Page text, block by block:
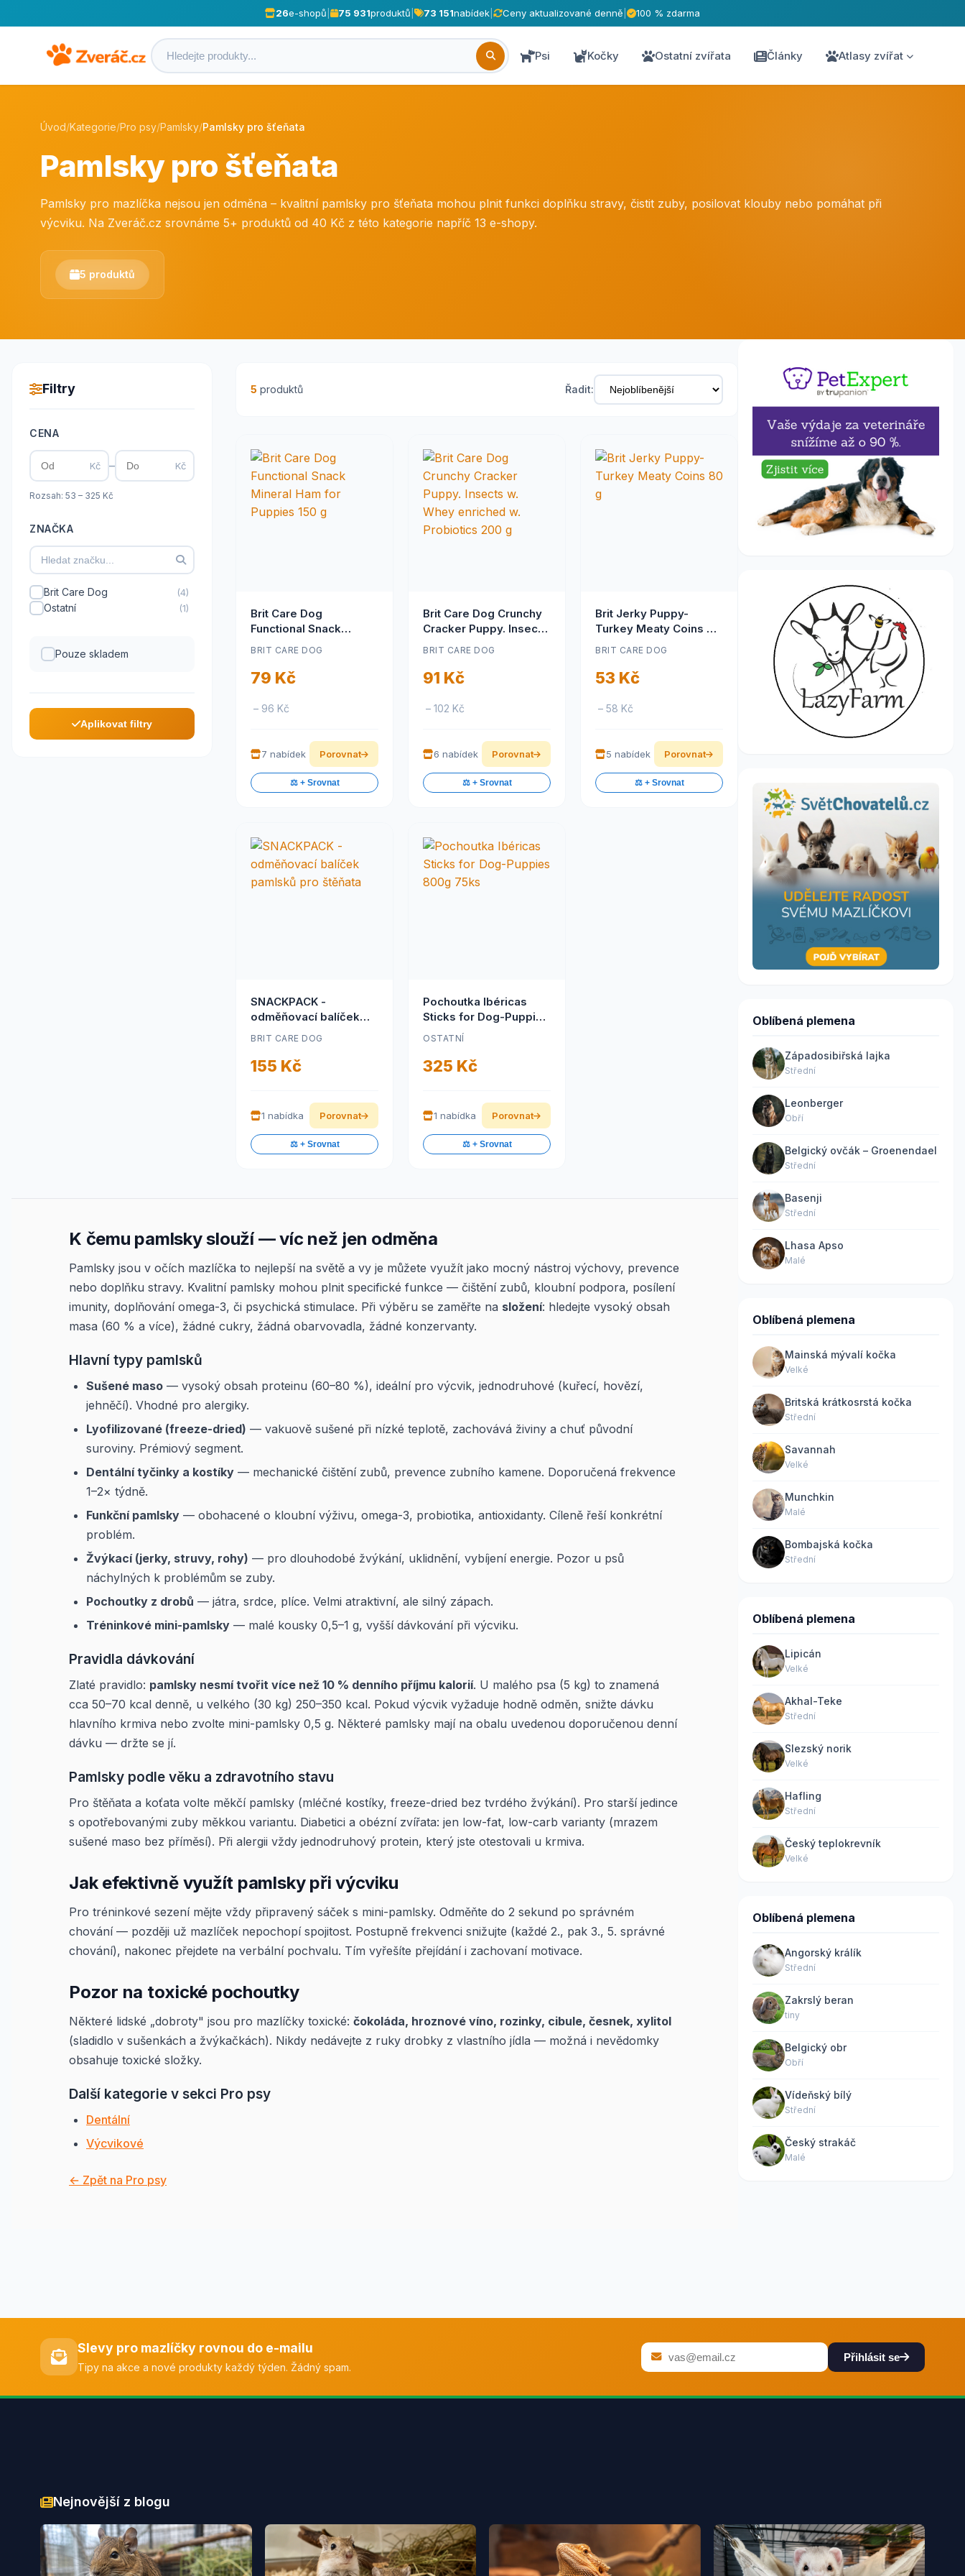
26e-shopů 75 931produktů 73 151nabídek Ceny aktualizované denně 100 % zdarma
Psi Kočky Ostatní zvířata Články Atlasy zvířat
Úvod/Kategorie/Pro psy/Pamlsky/Pamlsky pro šťeňata
Pamlsky pro šťeňata
Pamlsky pro mazlíčka nejsou jen odměna – kvalitní pamlsky pro šťeňata mohou plnit funkci doplňku stravy, čistit zuby, posilovat klouby nebo pomáhat při
výcviku. Na Zveráč.cz srovnáme 5+ produktů od 40 Kč z této kategorie napříč 13 e-shopy.
5 produktů
Filtry
CENA
Kč – Kč
Rozsah: 53 – 325 Kč
ZNAČKA
Brit Care Dog (4)
Ostatní (1)
Pouze skladem
Aplikovat filtry
5 produktů Řadit:
Brit Care Dog
Functional Snack
Mineral Ham for
BRIT CARE DOG
79 Kč
– 96 Kč
7 nabídek Porovnat
⚖️ + Srovnat
Brit Care Dog Crunchy
Cracker Puppy. Insects
w. Whey enriched w.
BRIT CARE DOG
91 Kč
– 102 Kč
6 nabídek Porovnat
⚖️ + Srovnat
Brit Jerky Puppy-
Turkey Meaty Coins 80
g
BRIT CARE DOG
53 Kč
– 58 Kč
5 nabídek Porovnat
⚖️ + Srovnat
SNACKPACK -
odměňovací balíček
pamlsků pro štěňata
BRIT CARE DOG
155 Kč
1 nabídka Porovnat
⚖️ + Srovnat
Pochoutka Ibéricas
Sticks for Dog-Puppies
800g 75ks
OSTATNÍ
325 Kč
1 nabídka Porovnat
⚖️ + Srovnat
K čemu pamlsky slouží — víc než jen odměna
Pamlsky jsou v očích mazlíčka to nejlepší na světě a vy je můžete využít jako mocný nástroj výchovy, prevence
nebo doplňku stravy. Kvalitní pamlsky mohou plnit specifické funkce — čištění zubů, kloubní podpora, posílení
imunity, doplňování omega-3, či psychická stimulace. Při výběru se zaměřte na složení: hledejte vysoký obsah
masa (60 % a více), žádné cukry, žádná obarvovadla, žádné konzervanty.
Hlavní typy pamlsků
Sušené maso — vysoký obsah proteinu (60–80 %), ideální pro výcvik, jednodruhové (kuřecí, hovězí,
jehněčí). Vhodné pro alergiky.
Lyofilizované (freeze-dried) — vakuově sušené při nízké teplotě, zachovává živiny a chuť původní
suroviny. Prémiový segment.
Dentální tyčinky a kostíky — mechanické čištění zubů, prevence zubního kamene. Doporučená frekvence
1–2× týdně.
Funkční pamlsky — obohacené o kloubní výživu, omega-3, probiotika, antioxidanty. Cíleně řeší konkrétní
problém.
Žvýkací (jerky, struvy, rohy) — pro dlouhodobé žvýkání, uklidnění, vybíjení energie. Pozor u psů
náchylných k problémům se zuby.
Pochoutky z drobů — játra, srdce, plíce. Velmi atraktivní, ale silný zápach.
Tréninkové mini-pamlsky — malé kousky 0,5–1 g, vyšší dávkování při výcviku.
Pravidla dávkování
Zlaté pravidlo: pamlsky nesmí tvořit více než 10 % denního příjmu kalorií. U malého psa (5 kg) to znamená
cca 50–70 kcal denně, u velkého (30 kg) 250–350 kcal. Pokud výcvik vyžaduje hodně odměn, snižte dávku
hlavního krmiva nebo zvolte mini-pamlsky 0,5 g. Některé pamlsky mají na obalu uvedenou doporučenou denní
dávku — držte se jí.
Pamlsky podle věku a zdravotního stavu
Pro štěňata a koťata volte měkčí pamlsky (mléčné kostíky, freeze-dried bez tvrdého žvýkání). Pro starší jedince
s opotřebovanými zuby měkkou variantu. Diabetici a obézní zvířata: jen low-fat, low-carb varianty (mrazem
sušené maso bez příměsí). Při alergii vždy jednodruhový protein, který jste otestovali u krmiva.
Jak efektivně využít pamlsky při výcviku
Pro tréninkové sezení mějte vždy připravený sáček s mini-pamlsky. Odměňte do 2 sekund po správném
chování — později už mazlíček nepochopí spojitost. Postupně frekvenci snižujte (každé 2., pak 3., 5. správné
chování), nakonec přejdete na verbální pochvalu. Tím vyřešíte přejídání i zachovaní motivace.
Pozor na toxické pochoutky
Některé lidské „dobroty" jsou pro mazlíčky toxické: čokoláda, hroznové víno, rozinky, cibule, česnek, xylitol
(sladidlo v sušenkách a žvýkačkách). Nikdy nedávejte z ruky drobky z vlastního jídla — možná i nevědomky
obsahuje toxické složky.
Další kategorie v sekci Pro psy
Dentální
Výcvikové
← Zpět na Pro psy
Oblíbená plemena
Západosibiřská lajka
Střední
Leonberger
Obří
Belgický ovčák – Groenendael
Střední
Basenji
Střední
Lhasa Apso
Malé
Oblíbená plemena
Mainská mývalí kočka
Velké
Britská krátkosrstá kočka
Střední
Savannah
Velké
Munchkin
Malé
Bombajská kočka
Střední
Oblíbená plemena
Lipicán
Velké
Akhal-Teke
Střední
Slezský norik
Velké
Hafling
Střední
Český teplokrevník
Velké
Oblíbená plemena
Angorský králík
Střední
Zakrslý beran
tiny
Belgický obr
Obří
Vídeňský bílý
Střední
Český strakáč
Malé
Slevy pro mazlíčky rovnou do e-mailu
Tipy na akce a nové produkty každý týden. Žádný spam.
Přihlásit se
Nejnovější z blogu